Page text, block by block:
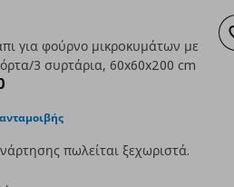
για φούρνο μικρoκυμάτων με
3 συρτάρια, 60x60x200 cm
τιμή
πωλείται ξεχωριστά.